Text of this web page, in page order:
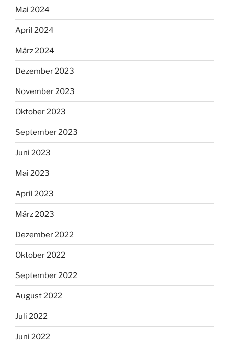
Mai 2024
April 2024
März 2024
Dezember 2023
November 2023
Oktober 2023
September 2023
Juni 2023
Mai 2023
April 2023
März 2023
Dezember 2022
Oktober 2022
September 2022
August 2022
Juli 2022
Juni 2022